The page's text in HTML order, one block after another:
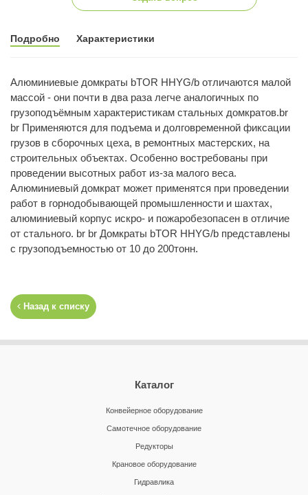
Подробно Характеристики
Алюминиевые домкраты bTOR HHYG/b отличаются малой
массой - они почти в два раза легче аналогичных по
грузоподъёмным характеристикам стальных домкратов.br
br Применяются для подъема и долговременной фиксации
грузов в сборочных цеха, в ремонтных мастерских, на
строительных объектах. Особенно востребованы при
проведении высотных работ из-за малого веса.
Алюминиевый домкрат может применятся при проведении
работ в горнодобывающей промышленности и шахтах,
алюминиевый корпус искро- и пожаробезопасен в отличие
от стального. br br Домкраты bTOR HHYG/b представлены
с грузоподъемностью от 10 до 200тонн.
Назад к списку
Каталог
Конвейерное оборудование
Самотечное оборудование
Редукторы
Крановое оборудование
Гидравлика